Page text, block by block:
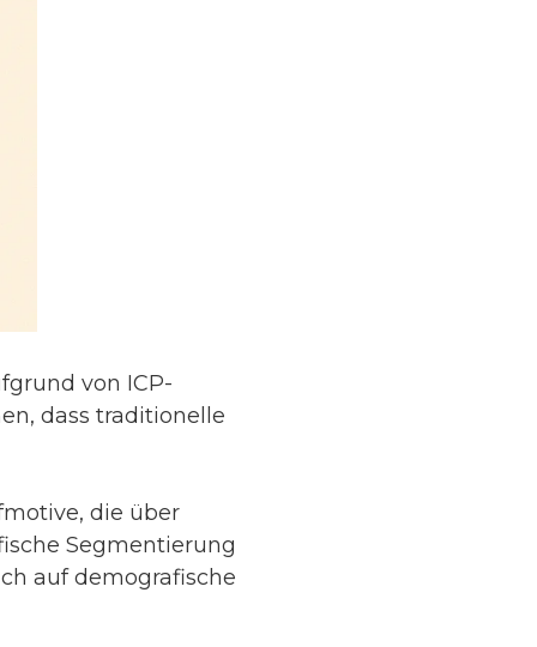
von ICP-
dass traditionelle
die über
Segmentierung
auf demografische